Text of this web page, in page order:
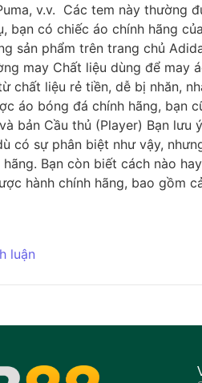
v.v. Các tem này thường
bạn có chiếc áo chính hãng
sản phẩm trên trang chủ
may Chất liệu dùng để
chất liệu rẻ tiền, dễ bị nhăn,
áo bóng đá chính hãng, bạn
bản Cầu thủ (Player) Bạn
có sự phân biệt như vậy,
Bạn còn biết cách nào
hành chính hãng, bao gồm
luận